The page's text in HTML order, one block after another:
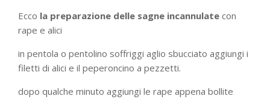
Ecco la preparazione delle sagne incannulate con
rape e alici
in pentola o pentolino soffriggi aglio sbucciato aggiungi i
filetti di alici e il peperoncino a pezzetti.
dopo qualche minuto aggiungi le rape appena bollite